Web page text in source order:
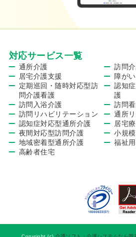
対応サービス一覧
通所介護
訪問
居宅介護支援
障が
定期巡回・随時対応型訪
問介護看護
認知
護
訪問入浴介護
訪問
訪問リハビリテーション
通所
認知症対応型通所介護
居宅
夜間対応型訪問介護
小規
地域密着型通所介護
福祉
高齢者住宅